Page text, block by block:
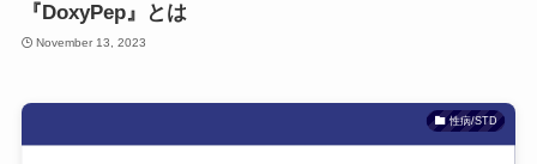
『DoxyPep』とは
November 13, 2023
性病/STD